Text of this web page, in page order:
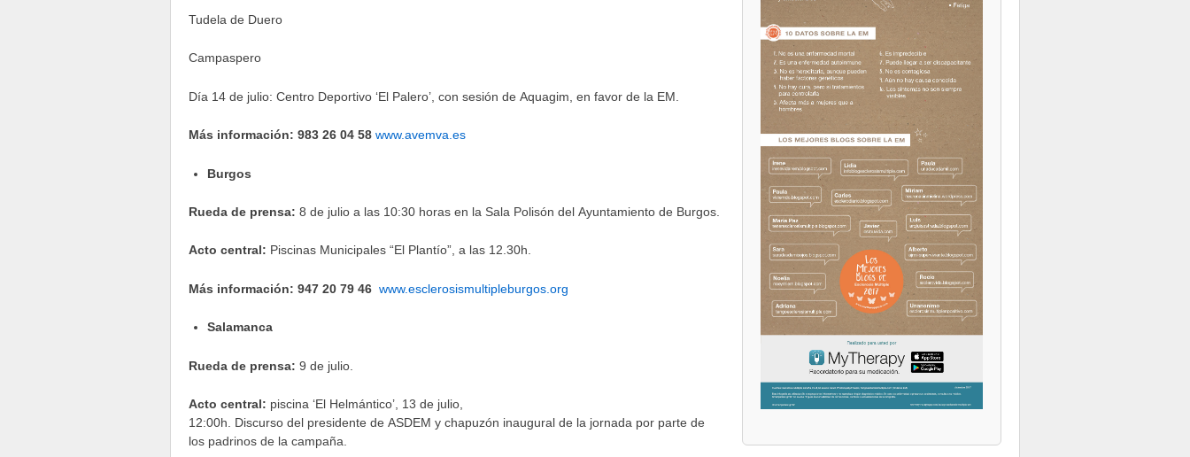
Tudela de Duero
Campaspero
Día 14 de julio: Centro Deportivo ‘El Palero’, con sesión de Aquagim, en favor de la EM.
Más información: 983 26 04 58 www.avemva.es
Burgos
Rueda de prensa: 8 de julio a las 10:30 horas en la Sala Polisón del Ayuntamiento de Burgos.
Acto central: Piscinas Municipales “El Plantío”, a las 12.30h.
Más información: 947 20 79 46 www.esclerosismultipleburgos.org
Salamanca
Rueda de prensa: 9 de julio.
Acto central: piscina ‘El Helmántico’, 13 de julio,
12:00h. Discurso del presidente de ASDEM y chapuzón inaugural de la jornada por parte de
los padrinos de la campaña.